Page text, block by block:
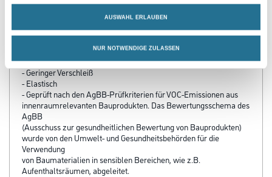
AUSWAHL ERLAUBEN
NUR NOTWENDIGE ZULASSEN
- AgBB-konform
- Geeignet für die DGNB Qualitätstufen 1-4
- PU-verstärkt
- Witterungs- und UV-beständig
- Sehr gute Reinigungsfähigkeit
- Sehr gute Abriebfestigkeit
- Geringer Verschleiß
- Elastisch
- Geprüft nach den AgBB-Prüfkriterien für VOC-Emissionen aus
innenraumrelevanten Bauprodukten. Das Bewertungsschema des
AgBB
(Ausschuss zur gesundheitlichen Bewertung von Bauprodukten)
wurde von den Umwelt- und Gesund­heits­behörden für die
Verwendung
von Baumaterialien in sensiblen Bereichen, wie z.B.
Aufenthaltsräumen, abgeleitet.